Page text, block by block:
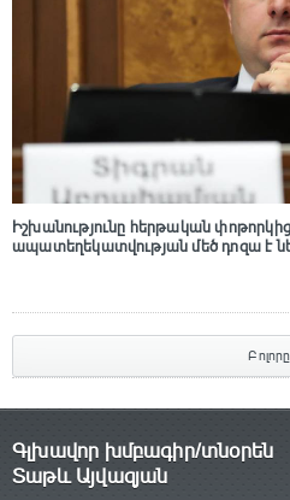
Իշխանությունը հերթական
ապատեղեկատվության մեծ դnզա է
Բոլորը
Գլխավոր խմբագիր/տնօրեն
Տաթև Այվազյան